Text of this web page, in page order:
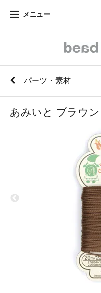
メニュー
パーツ・素材
あみいと ブラウン